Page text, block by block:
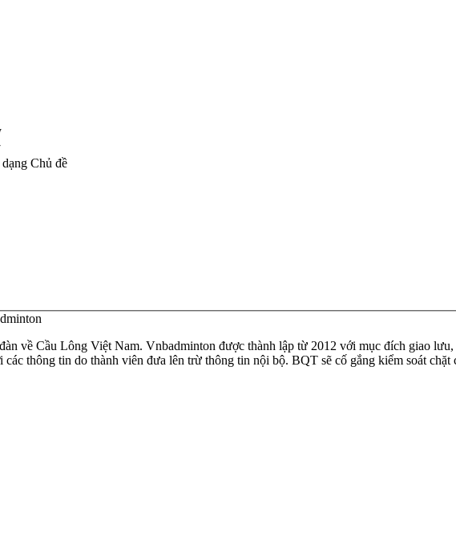
Chủ đề
về Cầu Lông Việt Nam. Vnbadminton được thành lập từ 2012 với mục đích giao
thông tin do thành viên đưa lên trừ thông tin nội bộ. BQT sẽ cố gắng kiểm soát